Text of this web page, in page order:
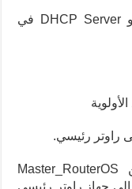
سنقوم الآن بتكوين MikroTik VRRP و DHCP Server في
راوتر رئيسي.
ستوضح الخطوات التالية كيفية تكوين Master_RouterOS
إلى جهاز راوتر رئيسي